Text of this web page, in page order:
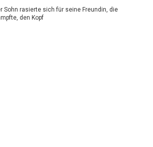
Sohn rasierte sich für seine Freundin, die
den Kopf